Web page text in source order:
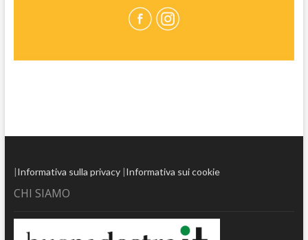
|Informativa sulla privacy|Informativa sui cookie
CHI SIAMO